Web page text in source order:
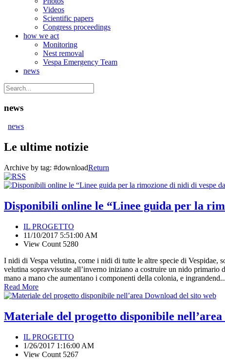
Videos
Scientific papers
Congress proceedings
how we act
Monitoring
Nest removal
Vespa Emergency Team
news
news
news
Le ultime notizie
Archive by tag: #downloadReturn
Disponibili online le “Linee guida per la
IL PROGETTO
11/10/2017 5:51:00 AM
View Count 5280
I nidi di Vespa velutina, come i nidi di tutte le altre specie di Vespidae,
velutina sopravvissute all’inverno iniziano a costruire un nido
mano a mano che aumentano i componenti della colonia, e ingrandend...
Read More
Materiale del progetto disponibile nell’area
IL PROGETTO
1/26/2017 1:16:00 AM
View Count 5267